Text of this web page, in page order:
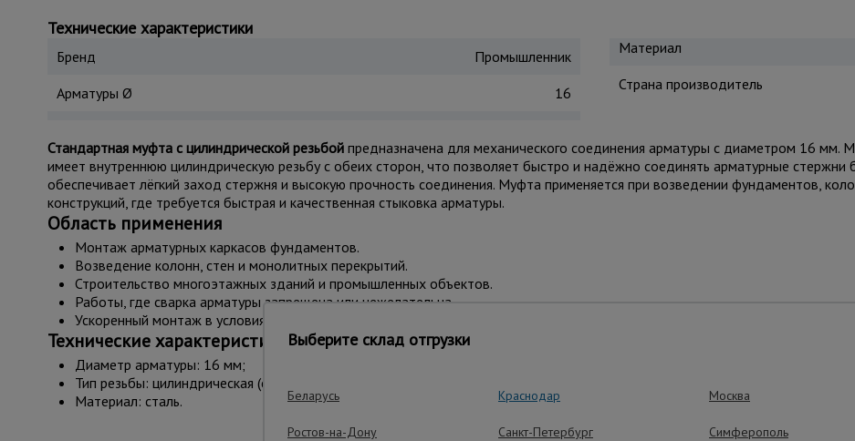
Технические характеристики
Бренд
Промышленник
Арматуры Ø
16
Материал
Страна производитель
Стандартная муфта с цилиндрической резьбойпредназначена для механического соединения арматуры c диаметром 16 мм.
имеет внутреннюю цилиндрическую резьбу с обеих сторон, что позволяет быстро и надёжно соединять арматурные стержни
обеспечивает лёгкий заход стержня и высокую прочность соединения. Муфта применяется при возведении фундаментов,
конструкций, где требуется быстрая и качественная стыковка арматуры.
Область применения
Монтаж арматурных каркасов фундаментов.
Возведение колонн, стен и монолитных перекрытий.
Строительство многоэтажных зданий и промышленных объектов.
Работы, где сварка арматуры запрещена или нежелательна.
Ускоренный монтаж в условиях плотного армирования.
Технические характеристики
Диаметр арматуры: 16 мм;
Тип резьбы: цилиндрическая (стандартная);
Материал: сталь.
Выберите склад отгрузки
Беларусь Краснодар Москва
Ростов-на-Дону Санкт-Петербург Симферополь